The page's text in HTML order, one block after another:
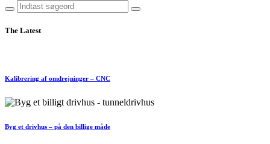
The Latest
Kalibrering af omdrejninger – CNC
Byg et drivhus – på den billige måde